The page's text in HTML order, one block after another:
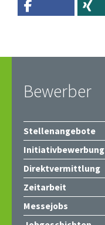
Bewerber
Stellenangebote
Initiativbewerbung
Direktvermittlung
Zeitarbeit
Messejobs